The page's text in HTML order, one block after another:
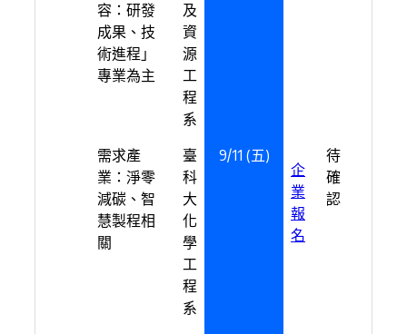
容：研發
成果、技
術進程」
專業為主
及
資
源
工
程
系
需求產
業：淨零
減碳、智
慧製程相
關
臺
科
大
化
學
工
程
系
9/11 (五)
企
業
報
名
待
確
認